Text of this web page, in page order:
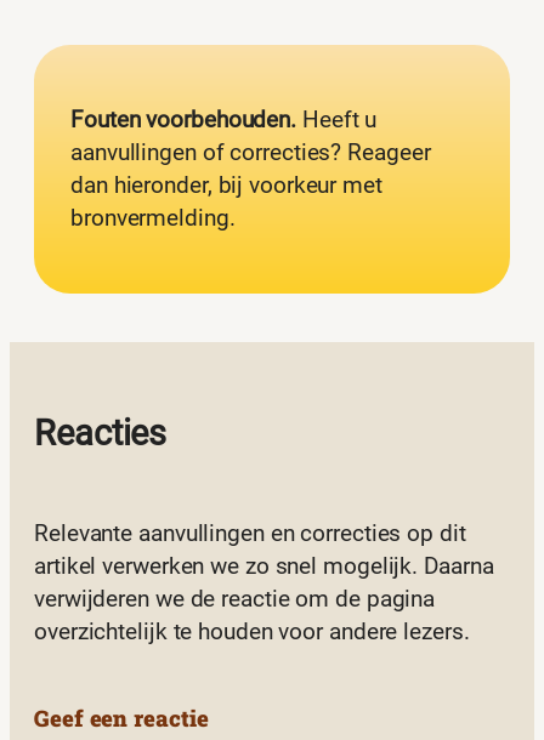
Fouten voorbehouden. Heeft u
aanvullingen of correcties? Reageer
dan hieronder, bij voorkeur met
bronvermelding.
Reacties
Relevante aanvullingen en correcties op dit
artikel verwerken we zo snel mogelijk. Daarna
verwijderen we de reactie om de pagina
overzichtelijk te houden voor andere lezers.
Geef een reactie